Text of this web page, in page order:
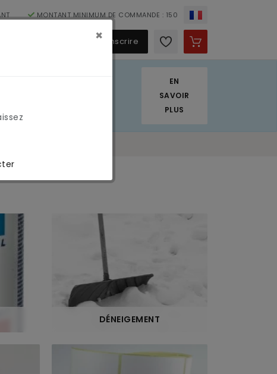
MONTANT MINIMUM DE COMMANDE : 150
S'identifier / S'inscrire
Nous appliquons
EN
SAVOIR
PLUS
DÉNEIGEMENT
×